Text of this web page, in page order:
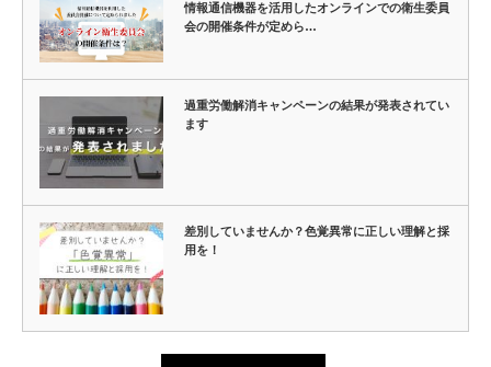
情報通信機器を活用したオンラインでの衛生委員
会の開催条件が定めら…
過重労働解消キャンペーンの結果が発表されてい
ます
差別していませんか？色覚異常に正しい理解と採
用を！